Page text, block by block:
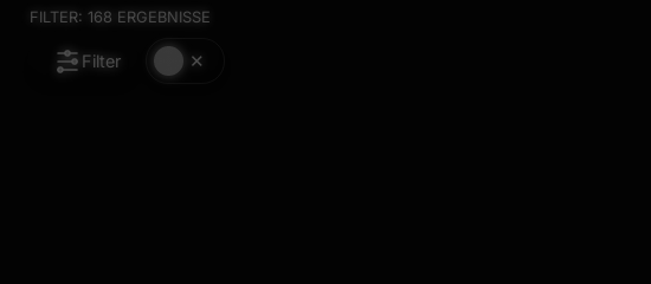
FILTER: 168 ERGEBNISSE
Filter